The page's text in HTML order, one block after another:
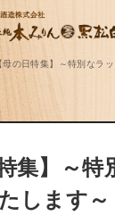
母の日特集】～特別なラ
集】～特
します～